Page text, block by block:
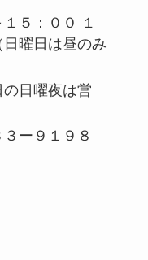
５：００ １
日曜日は昼のみ
日曜夜は営
ー９１９８